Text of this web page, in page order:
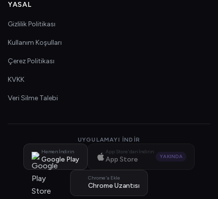
YASAL
Gizlilik Politikası
Kullanım Koşulları
Çerez Politikası
KVKK
Veri Silme Talebi
UYGULAMAYI İNDIR
Hemen İndirin
Google Play
App Store'dan İndirin
App Store YAKINDA
Chrome'a Ekle
Chrome Uzantısı